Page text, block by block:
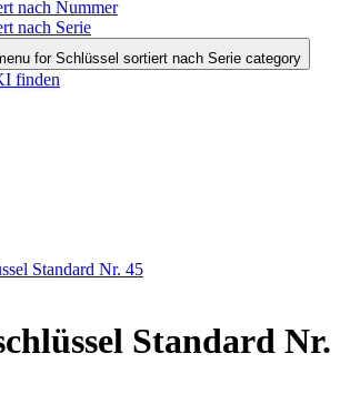
nach Nummer
nach Serie
for Schlüssel sortiert nach Serie category
finden
Standard Nr. 45
Standard Nr.